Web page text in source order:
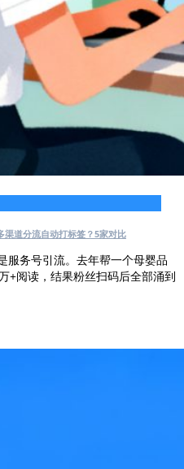
渠道分流自动打标签？5家对比
服务号引流。去年帮一个母婴品
+阅读，结果粉丝扫码后全部涌到